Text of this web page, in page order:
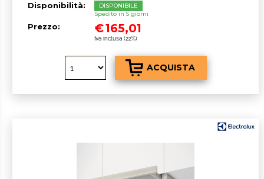
Disponibilità:
DISPONIBILE
Spedito in 5 giorni
Prezzo: €165,01
Iva inclusa (22%)